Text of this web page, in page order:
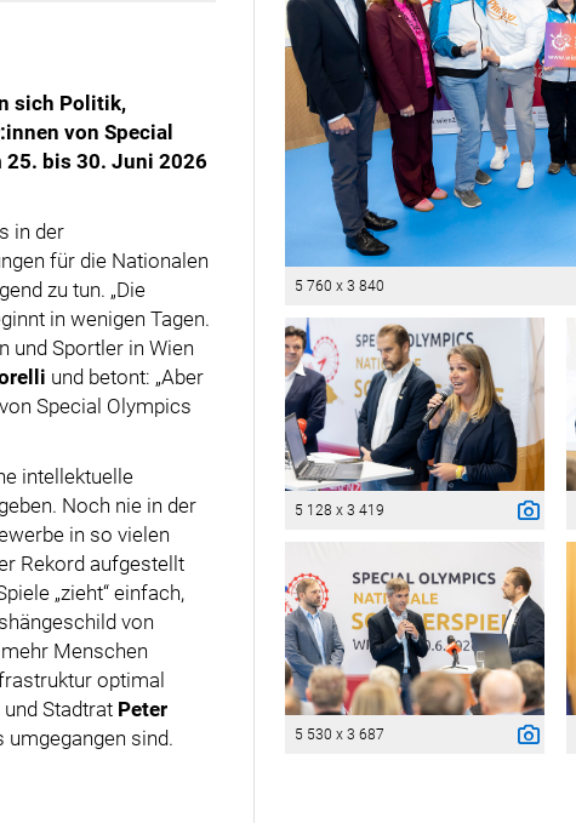
sich Politik,
von Special
25. bis 30. Juni 2026
in der
für die Nationalen
zu tun. „Die
in wenigen Tagen.
und Sportler in Wien
und betont: „Aber
Special Olympics
intellektuelle
Noch nie in der
in so vielen
Rekord aufgestellt
„zieht“ einfach,
von
Menschen
optimal
und Stadtrat Peter
sind.
5 760 x 3 840
5 128 x 3 419
5 530 x 3 687